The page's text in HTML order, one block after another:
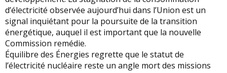
d’électricité observée aujourd’hui dans l’Union est un
signal inquiétant pour la poursuite de la transition
énergétique, auquel il est important que la nouvelle
Commission remédie.
Équilibre des Énergies regrette que le statut de
l’électricité nucléaire reste un angle mort des missions